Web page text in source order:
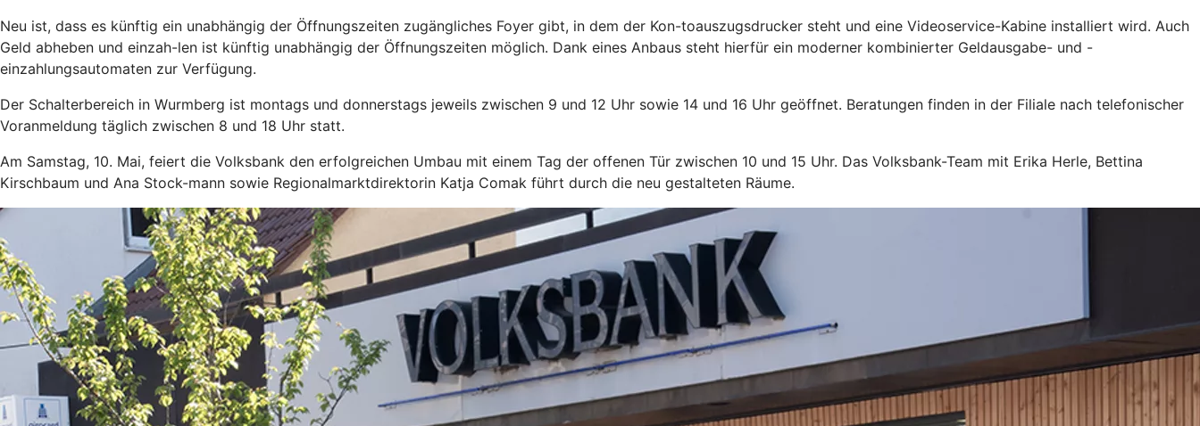
Neu ist, dass es künftig ein unabhängig der Öffnungszeiten zugängliches Foyer gibt, in dem der Kon-toauszugsdrucker steht und eine Videoservice-Kabine installiert wird. Auch
Geld abheben und einzah-len ist künftig unabhängig der Öffnungszeiten möglich. Dank eines Anbaus steht hierfür ein moderner kombinierter Geldausgabe- und -
einzahlungsautomaten zur Verfügung.
Der Schalterbereich in Wurmberg ist montags und donnerstags jeweils zwischen 9 und 12 Uhr sowie 14 und 16 Uhr geöffnet. Beratungen finden in der Filiale nach telefonischer
Voranmeldung täglich zwischen 8 und 18 Uhr statt.
Am Samstag, 10. Mai, feiert die Volksbank den erfolgreichen Umbau mit einem Tag der offenen Tür zwischen 10 und 15 Uhr. Das Volksbank-Team mit Erika Herle, Bettina
Kirschbaum und Ana Stock-mann sowie Regionalmarktdirektorin Katja Comak führt durch die neu gestalteten Räume.